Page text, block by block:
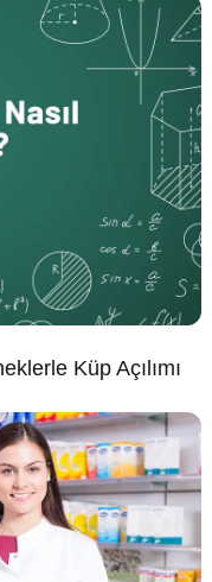
Küp Açılımı